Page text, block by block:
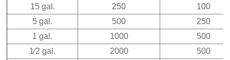
15 gal.
250
100
5 gal.
500
250
1 gal.
1000
500
1⁄2 gal.
2000
500